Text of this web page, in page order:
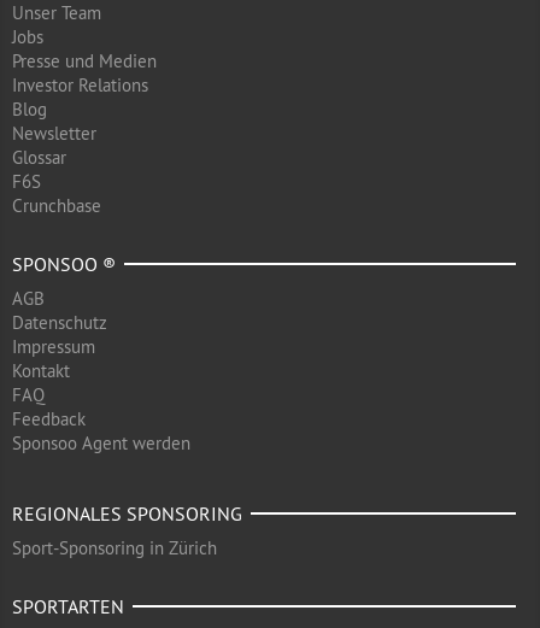
Unser Team
Jobs
Presse und Medien
Investor Relations
Blog
Newsletter
Glossar
F6S
Crunchbase
SPONSOO ®
AGB
Datenschutz
Impressum
Kontakt
FAQ
Feedback
Sponsoo Agent werden
REGIONALES SPONSORING
Sport-Sponsoring in Zürich
SPORTARTEN